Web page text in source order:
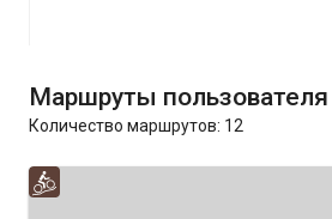
Маршруты пользователя
Количество маршрутов: 12